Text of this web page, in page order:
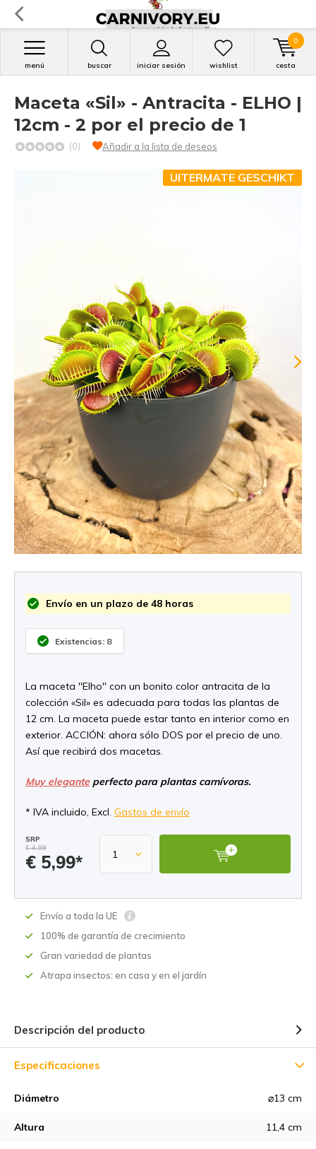
buscar iniciar sesión
menú wishlist cesta
0
Maceta «Sil» - Antracita - ELHO |
12cm - 2 por el precio de 1
(0) Añadir a la lista de deseos
UITERMATE GESCHIKT
Envío en un plazo de 48 horas
Existencias: 8
La maceta ''Elho'' con un bonito color antracita de la
colección «Sil» es adecuada para todas las plantas de
12 cm. La maceta puede estar tanto en interior como en
exterior. ACCIÓN: ahora sólo DOS por el precio de uno.
Así que recibirá dos macetas.
Muy eleganteperfecto para plantas carnívoras.
* IVA incluido, Excl. Gastos de envío
SRP
€ 4,99
€ 5,99*
Envío a toda la UE
100% de garantía de crecimiento
Gran variedad de plantas
Atrapa insectos: en casa y en el jardín
Descripción del producto
Especificaciones
Diámetro ⌀13 cm
Altura 11,4 cm